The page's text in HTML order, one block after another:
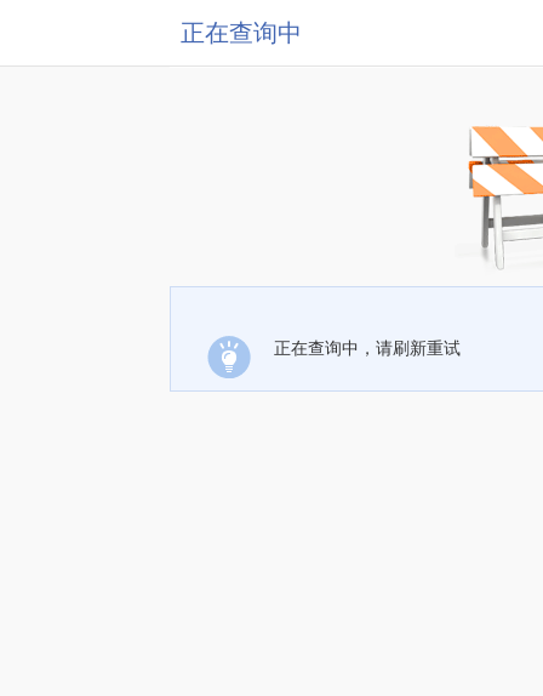
正在查询中
正在查询中，请刷新重试